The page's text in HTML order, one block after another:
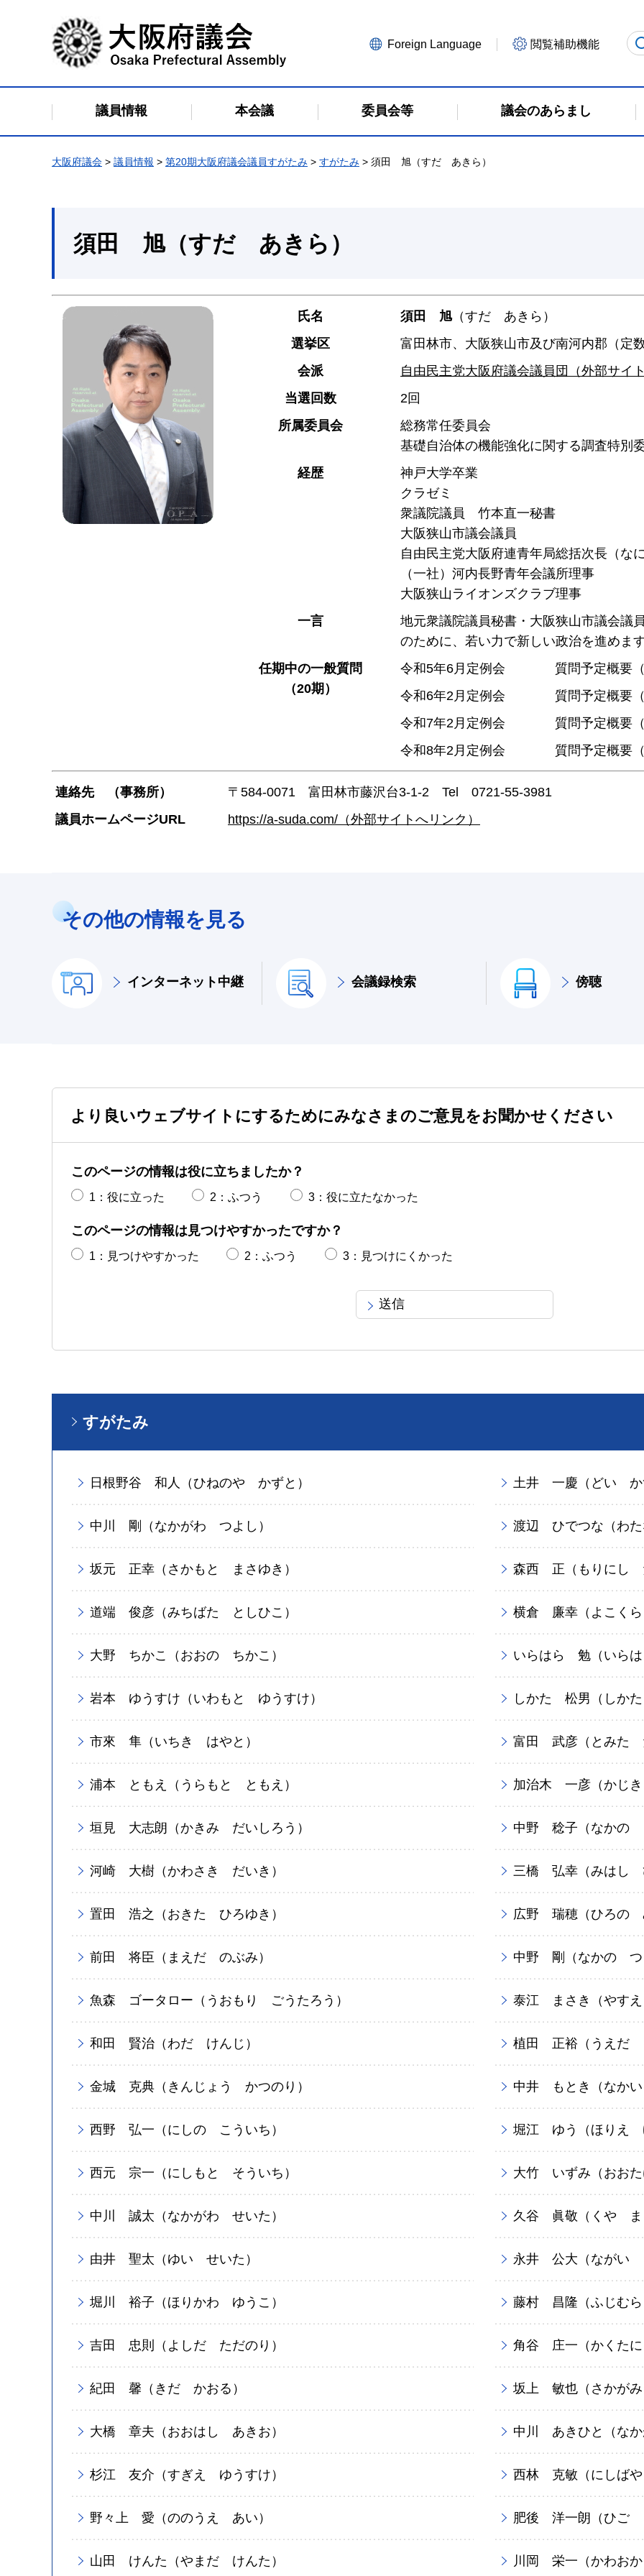
大阪府議会
Foreign Language 閲覧補助機能
議員情報 本会議 委員会等 議会のあらまし
大阪府議会 > 議員情報 > 第20期大阪府議会議員すがたみ > すがたみ > 須田 旭（すだ あきら）
須田 旭（すだ あきら）
氏名 須田 旭（すだ あきら）
選挙区
富田林市、大阪狭山市及び南河内郡（定
会派
自由民主党大阪府議会議員団（外部サイ
当選回数
2回
所属委員会
総務常任委員会
基礎自治体の機能強化に関する調査特別
経歴
神戸大学卒業
クラゼミ
衆議院議員 竹本直一秘書
大阪狭山市議会議員
自由民主党大阪府連青年局総括次長（な
（一社）河内長野青年会議所理事
大阪狭山ライオンズクラブ理事
一言
地元衆議院議員秘書・大阪狭山市議会議
のために、若い力で新しい政治を進めま
任期中の一般質問
（20期）
令和5年6月定例会
質問予定概要
令和6年2月定例会
質問予定概要
令和7年2月定例会
質問予定概要
令和8年2月定例会
質問予定概要
連絡先 （事務所）
〒584-0071 富田林市藤沢台3-1-2 Tel 0721-55-3981
議員ホームページURL
https://a-suda.com/（外部サイトへリンク）
その他の情報を見る
インターネット中継 会議録検索 傍聴
より良いウェブサイトにするためにみなさまのご意見をお聞かせください
このページの情報は役に立ちましたか？
1：役に立った 2：ふつう 3：役に立たなかった
このページの情報は見つけやすかったですか？
1：見つけやすかった 2：ふつう 3：見つけにくかった
すがたみ
日根野谷 和人（ひねのや かずと） 土井 一慶（どい か
中川 剛（なかがわ つよし） 渡辺 ひでつな（わ
坂元 正幸（さかもと まさゆき） 森西 正（もりにし
道端 俊彦（みちばた としひこ） 横倉 廉幸（よこく
大野 ちかこ（おおの ちかこ） いらはら 勉（いら
岩本 ゆうすけ（いわもと ゆうすけ） しかた 松男（しか
市來 隼（いちき はやと） 富田 武彦（とみた
浦本 ともえ（うらもと ともえ） 加治木 一彦（かじ
垣見 大志朗（かきみ だいしろう） 中野 稔子（なかの
河崎 大樹（かわさき だいき） 三橋 弘幸（みはし
置田 浩之（おきた ひろゆき） 広野 瑞穂（ひろの
前田 将臣（まえだ のぶみ） 中野 剛（なかの つ
魚森 ゴータロー（うおもり ごうたろう） 泰江 まさき（やす
和田 賢治（わだ けんじ） 植田 正裕（うえだ
金城 克典（きんじょう かつのり） 中井 もとき（なか
西野 弘一（にしの こういち） 堀江 ゆう（ほりえ
西元 宗一（にしもと そういち） 大竹 いずみ（おお
中川 誠太（なかがわ せいた） 久谷 眞敬（くや ま
由井 聖太（ゆい せいた） 永井 公大（ながい
堀川 裕子（ほりかわ ゆうこ） 藤村 昌隆（ふじむ
吉田 忠則（よしだ ただのり） 角谷 庄一（かくた
紀田 馨（きだ かおる） 坂上 敏也（さかが
大橋 章夫（おおはし あきお） 中川 あきひと（な
杉江 友介（すぎえ ゆうすけ） 西林 克敏（にしば
野々上 愛（ののうえ あい） 肥後 洋一朗（ひご
山田 けんた（やまだ けんた） 川岡 栄一（かわお